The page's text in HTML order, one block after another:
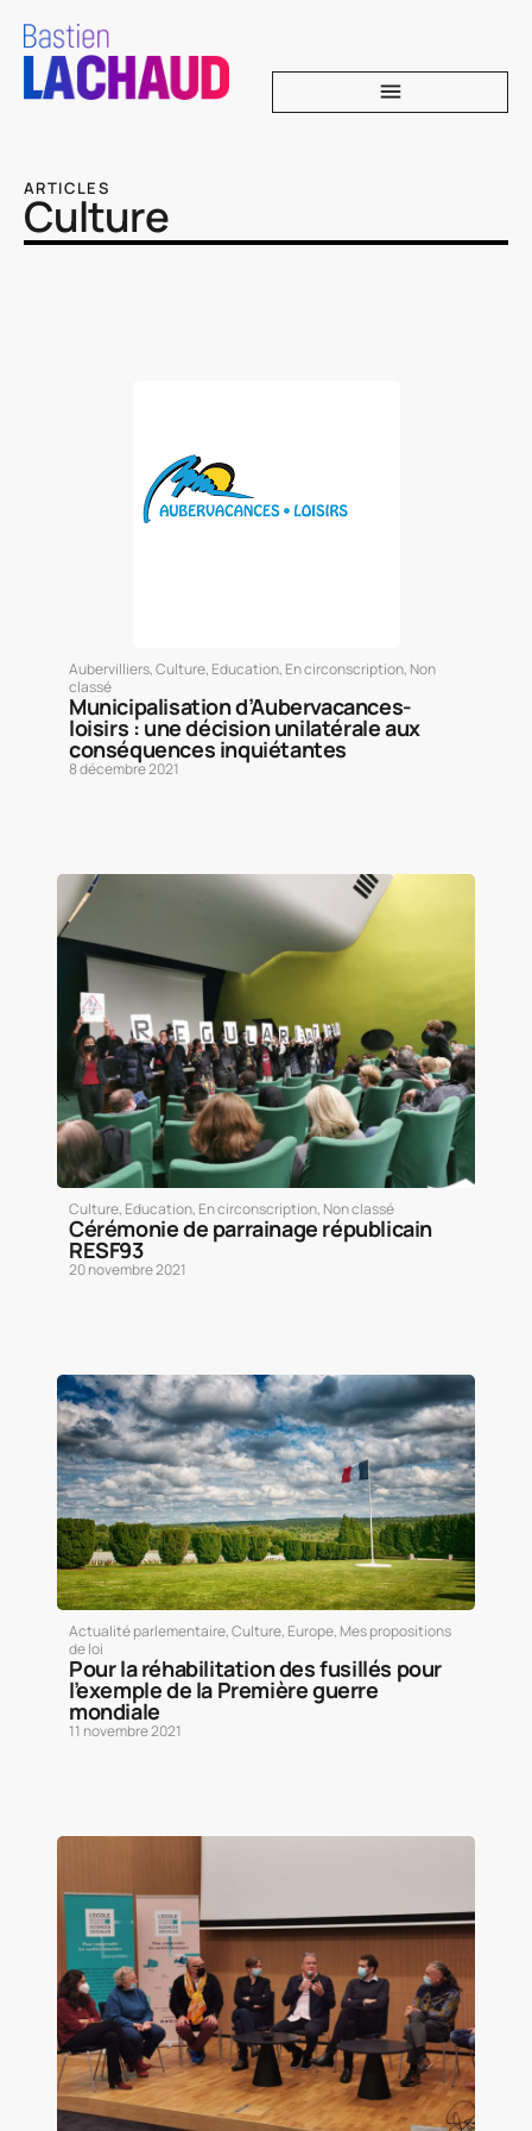
ARTICLES
Culture
Aubervilliers,Culture, Education, En circonscription, Non
classé
Municipalisation d’Aubervacances-
loisirs : une décision unilatérale aux
conséquences inquiétantes
8 décembre 2021
Culture, Education, En circonscription, Non classé
Cérémonie de parrainage républicain
RESF93
20 novembre 2021
Actualité parlementaire,Culture, Europe, Mes propositions
de loi
Pour la réhabilitation des fusillés pour
l’exemple de la Première guerre
mondiale
11 novembre 2021